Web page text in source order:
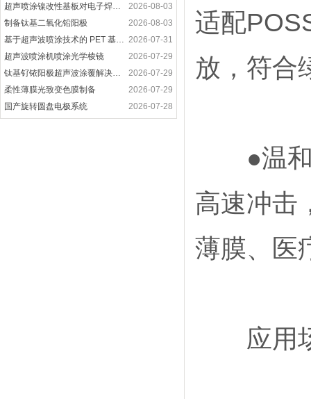
铂合金催化剂产品简
介
非贵金属催化剂-非铂
催化剂产品介绍
2026-08-03
超声喷涂镍改性基板对电子焊接接头性能的优化研究
2026-08-03
制备钛基二氧化铅阳极
2026-07-31
基于超声波喷涂技术的 PET 基底柔性电致发光涂层制备研究
2026-07-29
超声波喷涂机喷涂光学棱镜
2026-07-29
钛基钌铱阳极超声波涂覆解决方案
2026-07-29
柔性薄膜光致变色膜制备
2026-07-28
国产旋转圆盘电极系统
适配
放，符合
●温和
高速冲击
薄膜、医
应用